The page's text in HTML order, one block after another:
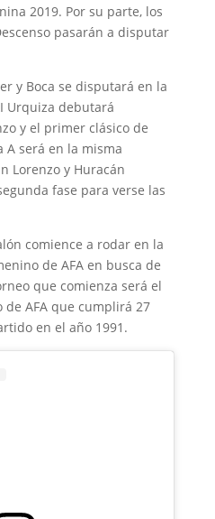
2019. Por su parte, los
pasarán a disputar
y Boca se disputará en la
Urquiza debutará
y el primer clásico de
A será en la misma
Lorenzo y Huracán
fase para verse las
comience a rodar en la
de AFA en busca de
que comienza será el
AFA que cumplirá 27
en el año 1991.